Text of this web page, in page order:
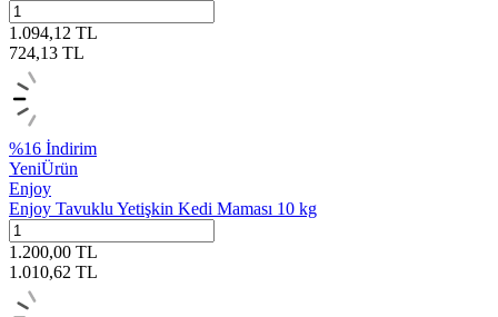
1.094,12 TL
724,13 TL
%16 İndirim
YeniÜrün
Enjoy
Enjoy Tavuklu Yetişkin Kedi Maması 10 kg
1.200,00 TL
1.010,62 TL